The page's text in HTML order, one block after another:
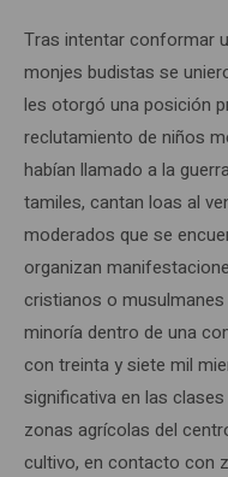
Tras intentar conformar
monjes budistas se
les otorgó una posición
reclutamiento de niños
habían llamado a la
tamiles, cantan loas al
moderados que se
organizan
cristianos o
minoría dentro de una
con treinta y siete mil
significativa en las
zonas agrícolas del
cultivo, en contacto con